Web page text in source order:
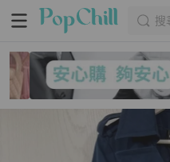
搜